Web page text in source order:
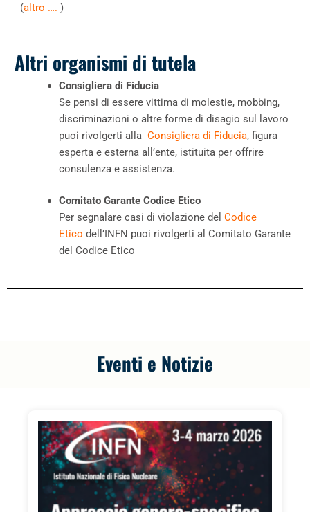
(altro …. )
Altri organismi di tutela
Consigliera di Fiducia
Se pensi di essere vittima di molestie, mobbing,
discriminazioni o altre forme di disagio sul lavoro
puoi rivolgerti alla Consigliera di Fiducia, figura
esperta e esterna all’ente, istituita per offrire
consulenza e assistenza.
Comitato Garante Codice Etico
Per segnalare casi di violazione del Codice
Etico dell’INFN puoi rivolgerti al Comitato Garante
del Codice Etico
Eventi e Notizie